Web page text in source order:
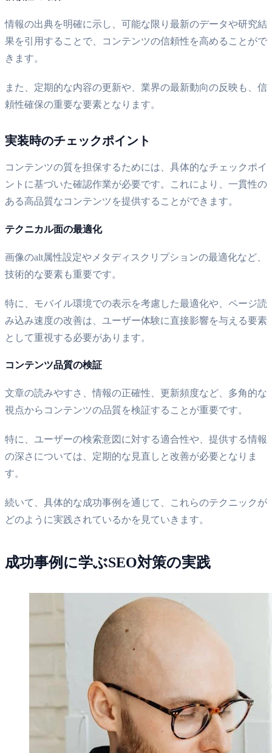
情報の出典を明確に示し、可能な限り最新のデータや研究結
果を引用することで、コンテンツの信頼性を高めることがで
きます。
また、定期的な内容の更新や、業界の最新動向の反映も、信
頼性確保の重要な要素となります。
実装時のチェックポイント
コンテンツの質を担保するためには、具体的なチェックポイ
ントに基づいた確認作業が必要です。これにより、一貫性の
ある高品質なコンテンツを提供することができます。
テクニカル面の最適化
画像のalt属性設定やメタディスクリプションの最適化など、
技術的な要素も重要です。
特に、モバイル環境での表示を考慮した最適化や、ページ読
み込み速度の改善は、ユーザー体験に直接影響を与える要素
として重視する必要があります。
コンテンツ品質の検証
文章の読みやすさ、情報の正確性、更新頻度など、多角的な
視点からコンテンツの品質を検証することが重要です。
特に、ユーザーの検索意図に対する適合性や、提供する情報
の深さについては、定期的な見直しと改善が必要となりま
す。
続いて、具体的な成功事例を通じて、これらのテクニックが
どのように実践されているかを見ていきます。
成功事例に学ぶSEO対策の実践